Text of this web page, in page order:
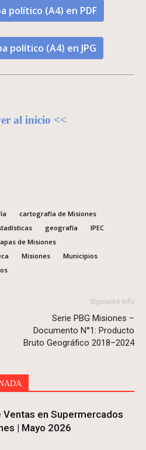
político (A4) en PDF
político (A4) en JPG
al inicio <<
cartografía de Misiones
geografía
IPEC
de Misiones
Misiones
Municipios
Siguiente Info
Serie PBG Misiones –
Documento N°1: Producto
Bruto Geográfico 2018–2024
Ventas en Supermercados
| Mayo 2026